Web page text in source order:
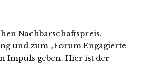
Nachbarschaftspreis.
und zum „Forum Engagierte
Impuls geben. Hier ist der